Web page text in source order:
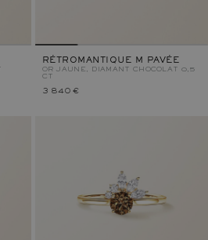
RÉTROMANTIQUE M PAVÉE
OR JAUNE, DIAMANT CHOCOLAT 0,5
CT
3 840 €